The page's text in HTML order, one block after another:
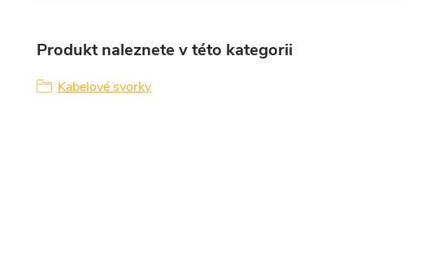
Produkt naleznete v této kategorii
Kabelové svorky